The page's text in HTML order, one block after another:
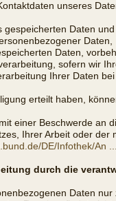
unseres
gespeicherten Daten
Daten,
Daten,
sofern wir
Ihrer Daten
erteilt haben,
einer Beschwerde an
Ihrer Arbeit oder
DE/Infothek/An
durch die
Daten